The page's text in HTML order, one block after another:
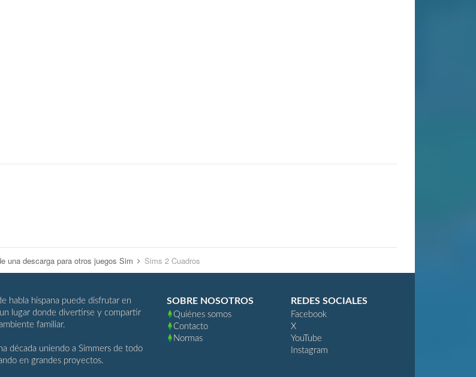
una descarga para otros juegos Sim Sims 2 Cuadros
habla hispana puede disfrutar en
lugar donde divertirse y compartir
familiar.
década uniendo a Simmers de todo
en grandes proyectos.
SOBRE NOSOTROS
Quiénes somos
Contacto
Normas
REDES SOCIALES
Facebook
X
YouTube
Instagram